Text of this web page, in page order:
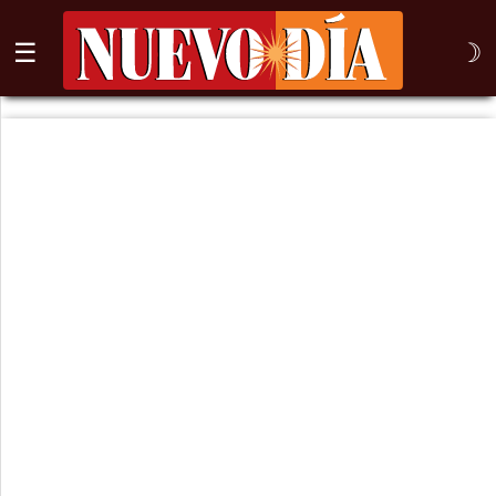
☰ ☽
⌕